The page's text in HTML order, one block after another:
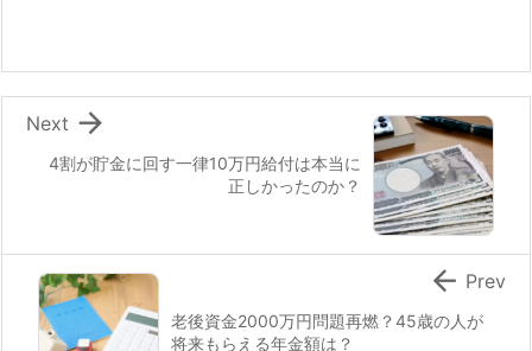
4割が貯金に回す一律10万円給付は本当に
正しかったのか？

Next
老後資金2000万円問題再燃？45歳の人が
将来もらえる年金額は？
 Prev